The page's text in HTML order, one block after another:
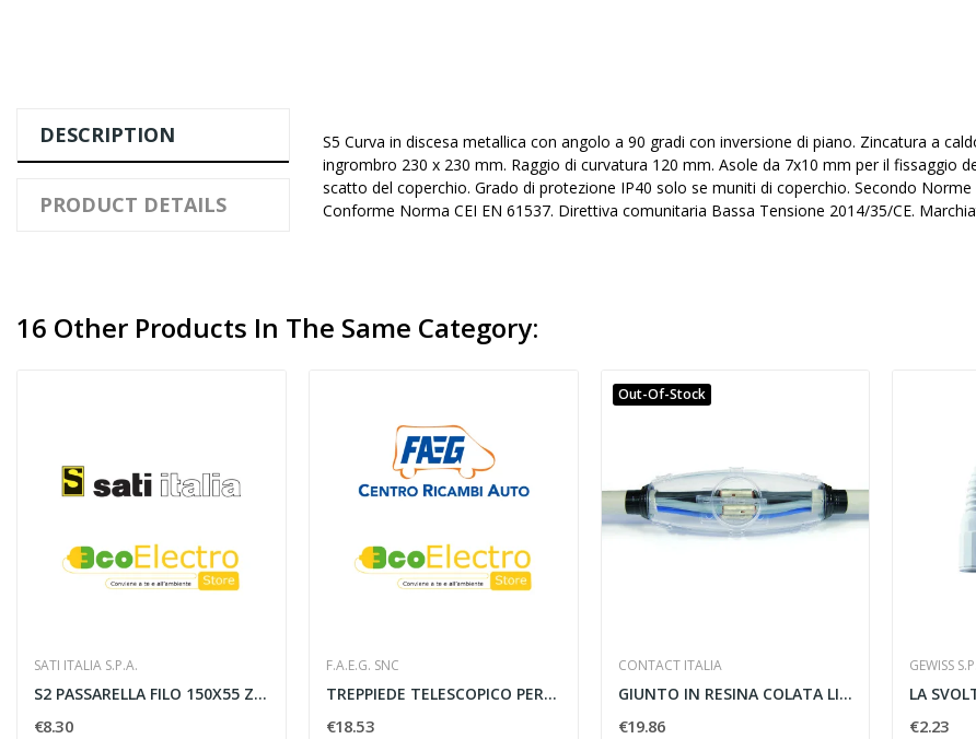
DESCRIPTION
PRODUCT DETAILS
S5 Curva in discesa metallica con angolo a 90 gradi con inversione di piano. Zincatura a
ingrombro 230 x 230 mm. Raggio di curvatura 120 mm. Asole da 7x10 mm per il fissaggio
scatto del coperchio. Grado di protezione IP40 solo se muniti di coperchio. Secondo
Conforme Norma CEI EN 61537. Direttiva comunitaria Bassa Tensione 2014/35/CE.
16 Other Products In The Same Category:
SATI ITALIA S.P.A.
S2 PASSARELLA FILO 150X55 ZE - SATI 1611002
€8.30
F.A.E.G. SNC
TREPPIEDE TELESCOPICO PER 1 O 2 FARI - F.A.E.G...
€18.53
Out-Of-Stock
CONTACT ITALIA
GIUNTO IN RESINA COLATA LINEARE MM. 210 -...
€19.86
GEWISS
€2.23